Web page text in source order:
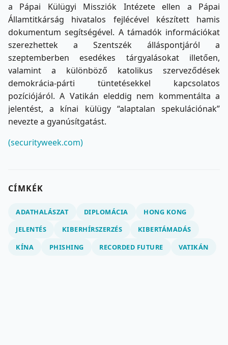
a Pápai Külügyi Missziók Intézete ellen a Pápai
Államtitkárság hivatalos fejlécével készített hamis
dokumentum segítségével. A támadók információkat
szerezhettek a Szentszék álláspontjáról a
szeptemberben esedékes tárgyalásokat illetően,
valamint a különböző katolikus szerveződések
demokrácia-párti tüntetésekkel kapcsolatos
pozíciójáról. A Vatikán eleddig nem kommentálta a
jelentést, a kínai külügy “alaptalan spekulációnak”
nevezte a gyanúsítgatást.
(securityweek.com)
CÍMKÉK
ADATHALÁSZAT DIPLOMÁCIA
HONG KONG
JELENTÉS
KIBERHÍRSZERZÉS
KIBERTÁMADÁS
KÍNA
PHISHING RECORDED FUTURE VATIKÁN